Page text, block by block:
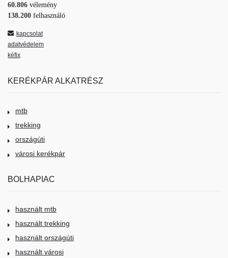
60.806 vélemény
138.200 felhasználó
kapcsolat
adatvédelem
kéfix
KERÉKPÁR ALKATRÉSZ
mtb
trekking
országúti
városi kerékpár
BOLHAPIAC
használt mtb
használt trekking
használt országúti
használt városi